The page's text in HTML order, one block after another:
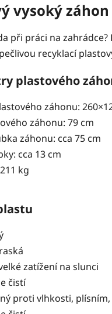
vysoký záhon
při práci na
recyklací
plastového
záhonu:
záhonu: 79 cm
záhonu: cca 75 cm
cca 13 cm
kg
zatížení na slunci
čistí
proti vlhkosti,